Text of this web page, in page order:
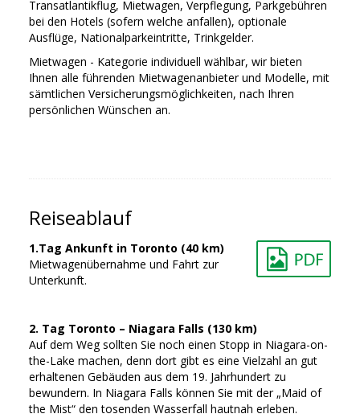
Transatlantikflug, Mietwagen, Verpflegung, Parkgebühren
bei den Hotels (sofern welche anfallen), optionale
Ausflüge, Nationalparkeintritte, Trinkgelder.
Mietwagen - Kategorie individuell wählbar, wir bieten
Ihnen alle führenden Mietwagenanbieter und Modelle, mit
sämtlichen Versicherungsmöglichkeiten, nach Ihren
persönlichen Wünschen an.
Reiseablauf
1.Tag Ankunft in Toronto (40 km)
Mietwagenübernahme und Fahrt zur
Unterkunft.
2. Tag Toronto – Niagara Falls (130 km)
Auf dem Weg sollten Sie noch einen Stopp in Niagara-on-
the-Lake machen, denn dort gibt es eine Vielzahl an gut
erhaltenen Gebäuden aus dem 19. Jahrhundert zu
bewundern. In Niagara Falls können Sie mit der „Maid of
the Mist“ den tosenden Wasserfall hautnah erleben.